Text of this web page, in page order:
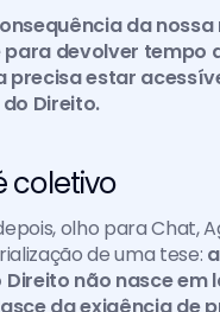
da nossa
para devolver tempo
precisa estar
Direito.
coletivo
olho para Chat,
de uma tese:
não nasce em